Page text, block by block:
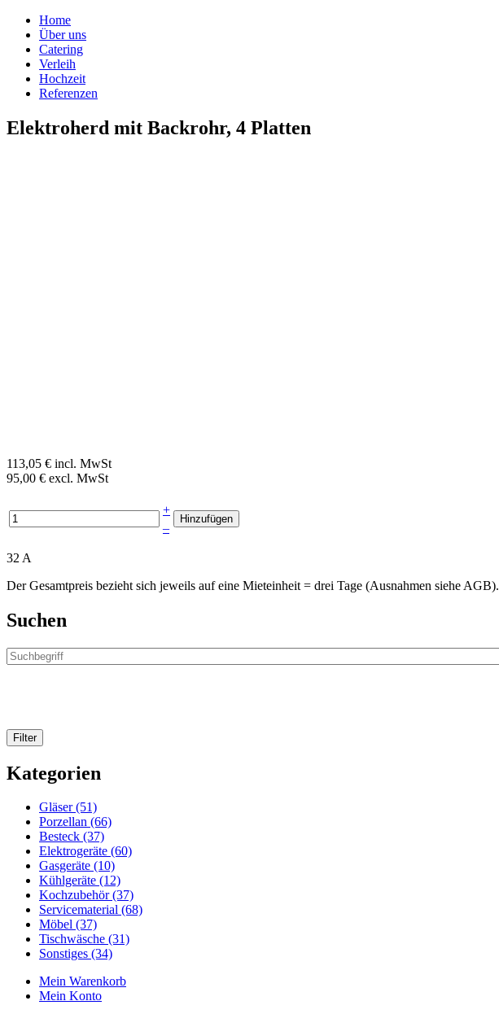
Home
Über uns
Catering
Verleih
Hochzeit
Referenzen
Elektroherd mit Backrohr, 4 Platten
113,05 € incl. MwSt
95,00 € excl. MwSt
+
–
32 A
Der Gesamtpreis bezieht sich jeweils auf eine Mieteinheit = drei Tage (Ausnahmen siehe AGB).
Suchen
Kategorien
Gläser (51)
Porzellan (66)
Besteck (37)
Elektrogeräte (60)
Gasgeräte (10)
Kühlgeräte (12)
Kochzubehör (37)
Servicematerial (68)
Möbel (37)
Tischwäsche (31)
Sonstiges (34)
Mein Warenkorb
Mein Konto